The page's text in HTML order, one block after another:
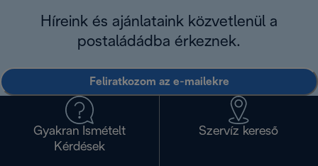
Híreink és ajánlataink közvetlenül a
postaládádba érkeznek.
Feliratkozom az e-mailekre
Gyakran Ismételt
Kérdések
Szervíz kereső